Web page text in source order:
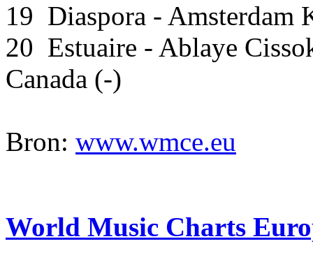
19 Diaspora - Amsterdam
20 Estuaire - Ablaye
Canada (-)
Bron: www.wmce.eu
World Music Charts